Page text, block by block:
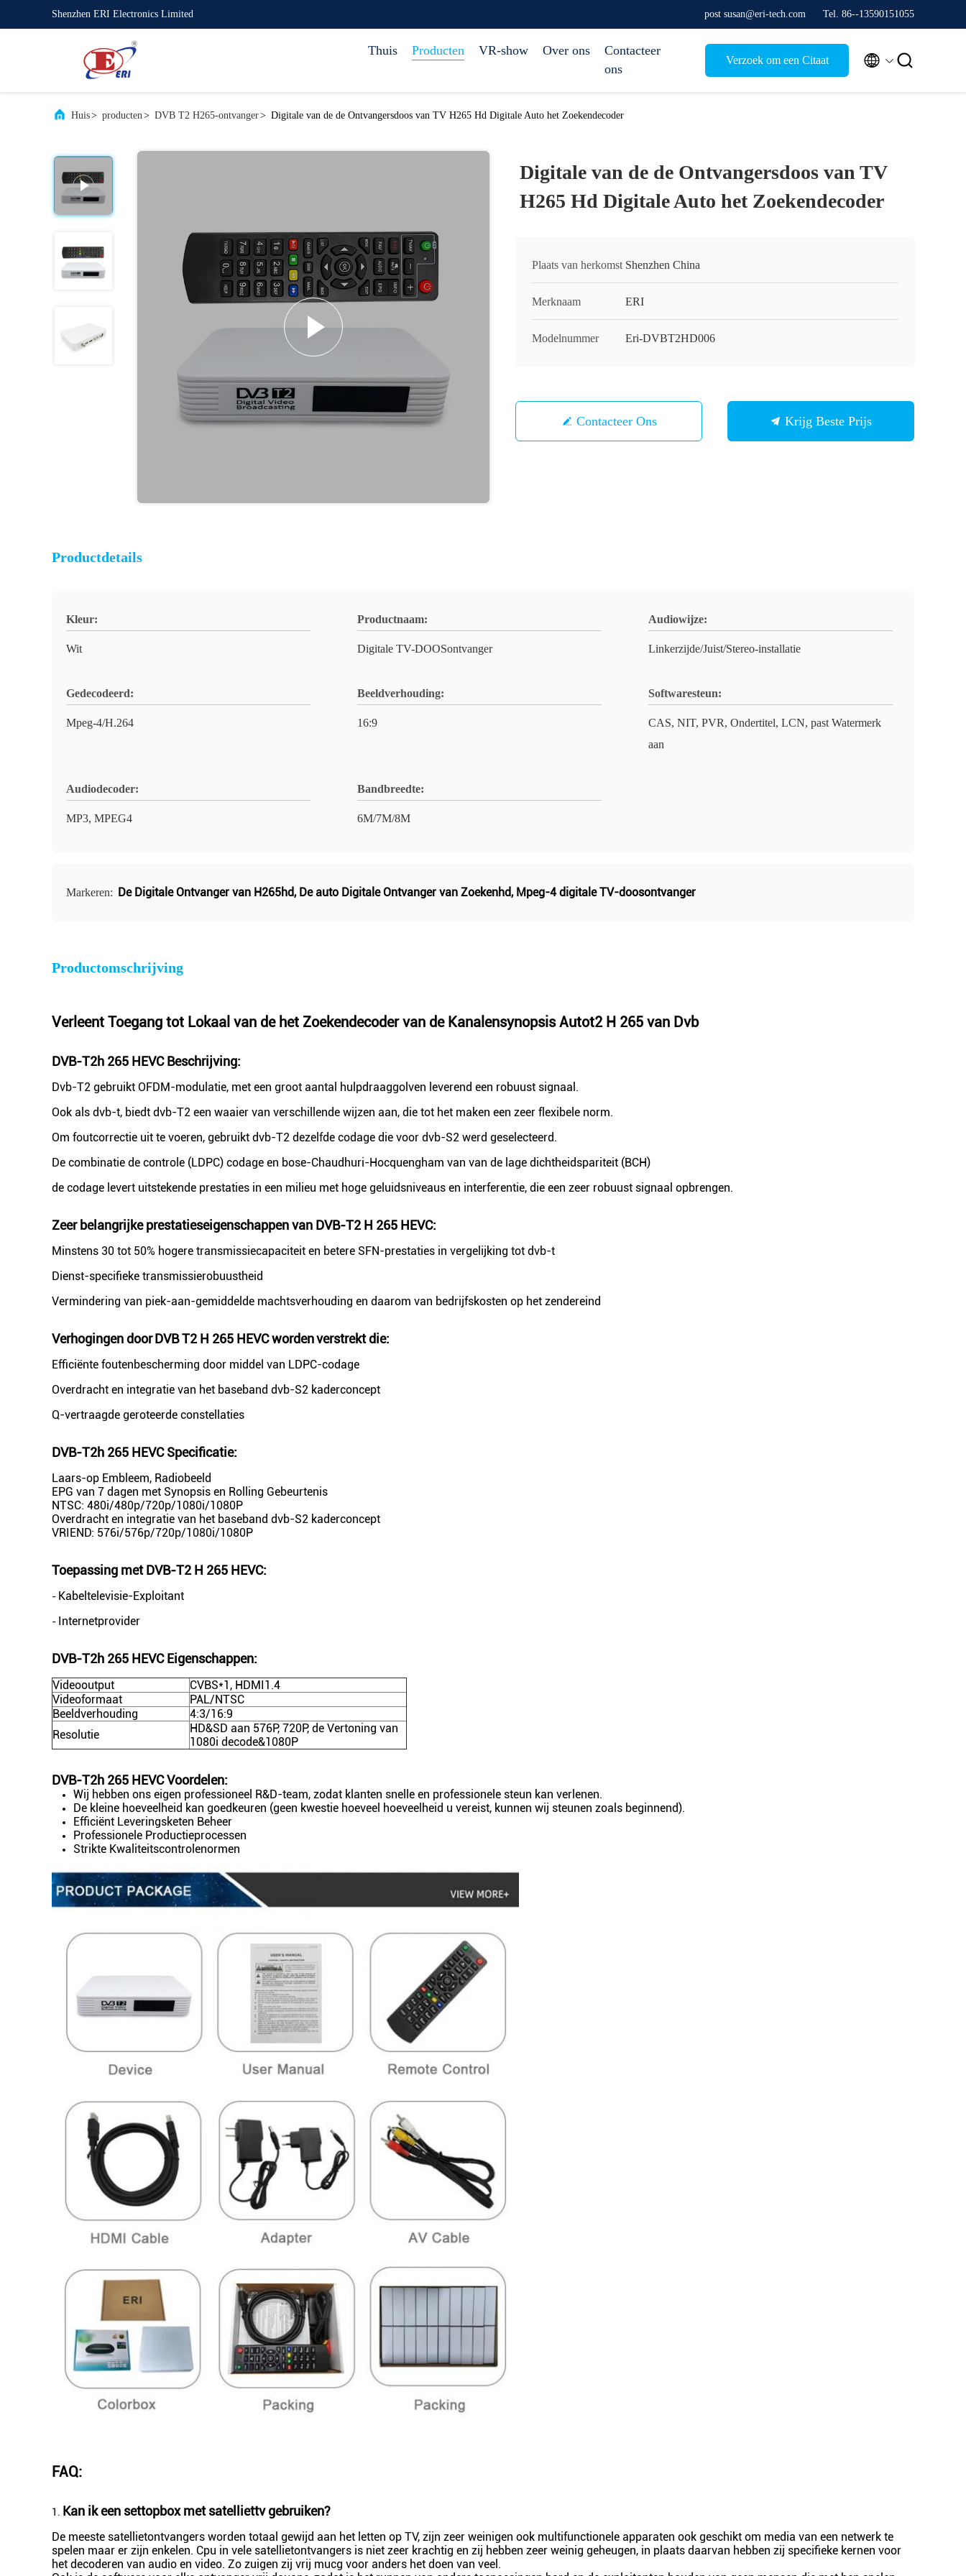
Shenzhen ERI Electronics Limited post susan@eri-tech.com Tel. 86--13590151055
Thuis Producten VR-show Over ons
Contacteer
ons
Verzoek om een Citaat  
Huis> producten> DVB T2 H265-ontvanger> Digitale van de de Ontvangersdoos van TV H265 Hd Digitale Auto het Zoekendecoder
Digitale van de de Ontvangersdoos van TV
H265 Hd Digitale Auto het Zoekendecoder
Plaats van herkomst Shenzhen China
Merknaam ERI
Modelnummer Eri-DVBT2HD006
Contacteer Ons Krijg Beste Prijs
Productdetails
Kleur:
Wit
Productnaam:
Digitale TV-DOOSontvanger
Audiowijze:
Linkerzijde/Juist/Stereo-installatie
Gedecodeerd:
Mpeg-4/H.264
Beeldverhouding:
16:9
Softwaresteun:
CAS, NIT, PVR, Ondertitel, LCN, past Watermerk
aan
Audiodecoder:
MP3, MPEG4
Bandbreedte:
6M/7M/8M
Markeren: De Digitale Ontvanger van H265hd, De auto Digitale Ontvanger van Zoekenhd, Mpeg-4 digitale TV-doosontvanger
Productomschrijving
Verleent Toegang tot Lokaal van de het Zoekendecoder van de Kanalensynopsis Autot2 H 265 van Dvb
DVB-T2h 265 HEVC Beschrijving:
Dvb-T2 gebruikt OFDM-modulatie, met een groot aantal hulpdraaggolven leverend een robuust signaal.
Ook als dvb-t, biedt dvb-T2 een waaier van verschillende wijzen aan, die tot het maken een zeer flexibele norm.
Om foutcorrectie uit te voeren, gebruikt dvb-T2 dezelfde codage die voor dvb-S2 werd geselecteerd.
De combinatie de controle (LDPC) codage en bose-Chaudhuri-Hocquengham van van de lage dichtheidspariteit (BCH)
de codage levert uitstekende prestaties in een milieu met hoge geluidsniveaus en interferentie, die een zeer robuust signaal opbrengen.
Zeer belangrijke prestatieseigenschappen van DVB-T2 H 265 HEVC:
Minstens 30 tot 50% hogere transmissiecapaciteit en betere SFN-prestaties in vergelijking tot dvb-t
Dienst-specifieke transmissierobuustheid
Vermindering van piek-aan-gemiddelde machtsverhouding en daarom van bedrijfskosten op het zendereind
Verhogingen doorDVBT2 H 265 HEVC wordenverstrekt die:
Efficiënte foutenbescherming door middel van LDPC-codage
Overdracht en integratie van het baseband dvb-S2 kaderconcept
Q-vertraagde geroteerde constellaties
DVB-T2h 265 HEVC Specificatie:
Laars-op Embleem, Radiobeeld
EPG van 7 dagen met Synopsis en Rolling Gebeurtenis
NTSC: 480i/480p/720p/1080i/1080P
Overdracht en integratie van het baseband dvb-S2 kaderconcept
VRIEND: 576i/576p/720p/1080i/1080P
Toepassing metDVB-T2 H 265 HEVC:
- Kabeltelevisie-Exploitant
- Internetprovider
DVB-T2h 265 HEVCEigenschappen:
Videooutput
CVBS*1, HDMI1.4
Videoformaat
PAL/NTSC
Beeldverhouding
4:3/16:9
Resolutie
HD&SD aan 576P, 720P, de Vertoning van
1080i decode&1080P
DVB-T2h 265 HEVCVoordelen:
Wij hebben ons eigen professioneel R&D-team, zodat klanten snelle en professionele steun kan verlenen.
De kleine hoeveelheid kan goedkeuren (geen kwestie hoeveel hoeveelheid u vereist, kunnen wij steunen zoals beginnend).
Efficiënt Leveringsketen Beheer
Professionele Productieprocessen
Strikte Kwaliteitscontrolenormen
FAQ:
1. Kan ik een settopbox met satelliettv gebruiken?
De meeste satellietontvangers worden totaal gewijd aan het letten op TV, zijn zeer weinigen ook multifunctionele apparaten ook geschikt om media van een netwerk te
spelen maar er zijn enkelen. Cpu in vele satellietontvangers is niet zeer krachtig en zij hebben zeer weinig geheugen, in plaats daarvan hebben zij specifieke kernen voor
het decoderen van audio en video. Zo zuigen zij vrij mucg voor anders het doen van veel.